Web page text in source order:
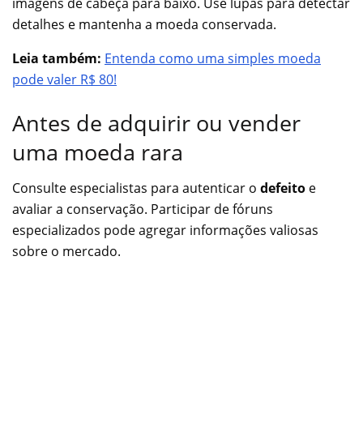
detalhes e mantenha a moeda conservada.
Leia também: Entenda como uma simples moeda
pode valer R$ 80!
Antes de adquirir ou vender
uma moeda rara
Consulte especialistas para autenticar o defeito e
avaliar a conservação. Participar de fóruns
especializados pode agregar informações valiosas
sobre o mercado.